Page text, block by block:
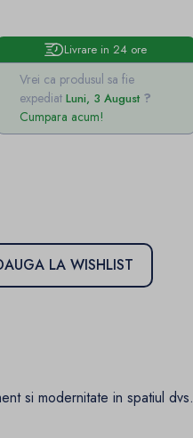
Livrare in 24 ore
Vrei ca produsul sa fie
expediat Luni, 3 August
Cumpara acum!
LA WISHLIST
si modernitate in spatiul dvs.